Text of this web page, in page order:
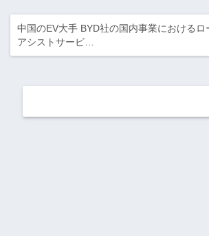
中国のEV大手 BYD社の国内事業におけるロ
アシストサービ…